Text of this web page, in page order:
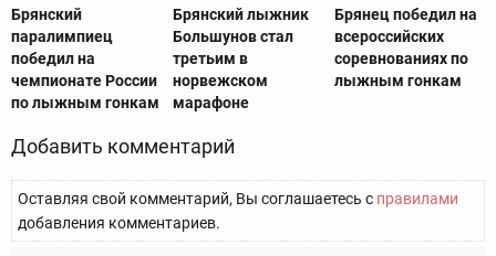
Брянский
паралимпиец
победил на
чемпионате России
по лыжным гонкам
Брянский лыжник
Большунов стал
третьим в
норвежском
марафоне
Брянец победил на
всероссийских
соревнованиях по
лыжным гонкам
Добавить комментарий
Оставляя свой комментарий, Вы соглашаетесь с правилами
добавления комментариев.